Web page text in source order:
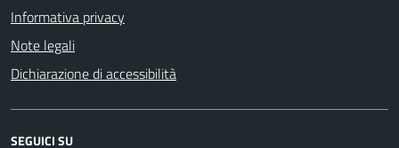
Informativa privacy
Note legali
Dichiarazione di accessibilità
SEGUICI SU